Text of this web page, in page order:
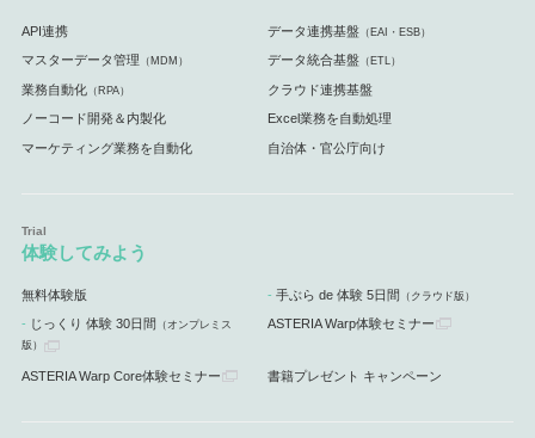
API連携 データ連携基盤 （EAI・ESB）
マスターデータ管理 （MDM） データ統合基盤 （ETL）
業務自動化（RPA） クラウド連携基盤
ノーコード開発＆内製化 Excel業務を自動処理
マーケティング業務を自動化 自治体・官公庁向け
体験してみよう
無料体験版 手ぶら de 体験 5日間 （クラウド版）
じっくり 体験 30日間 （オンプレミス
版）
ASTERIA Warp体験セミナー
ASTERIA Warp Core体験セミナー 書籍プレゼント キャンペーン